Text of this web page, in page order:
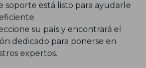
soporte está listo para ayudarle
su país y encontrará el
dedicado para ponerse en
expertos.